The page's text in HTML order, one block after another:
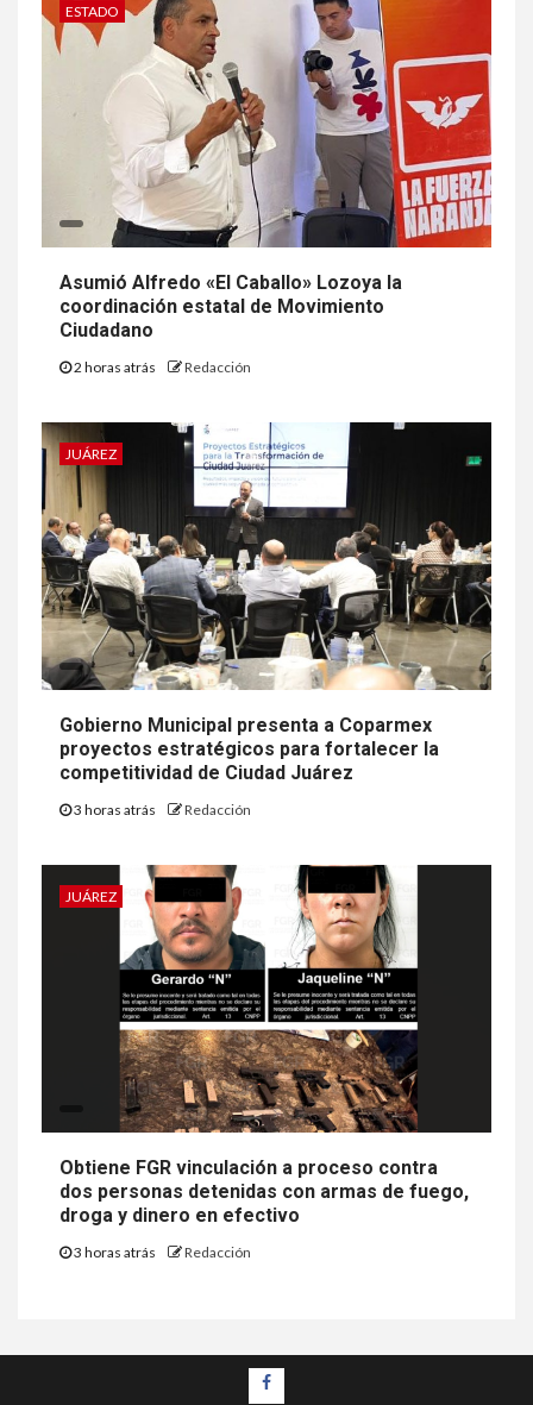
ESTADO
Asumió Alfredo «El Caballo» Lozoya la
coordinación estatal de Movimiento
Ciudadano
2 horas atrás Redacción
JUÁREZ
Gobierno Municipal presenta a Coparmex
proyectos estratégicos para fortalecer la
competitividad de Ciudad Juárez
3 horas atrás Redacción
JUÁREZ
Obtiene FGR vinculación a proceso contra
dos personas detenidas con armas de fuego,
droga y dinero en efectivo
3 horas atrás Redacción